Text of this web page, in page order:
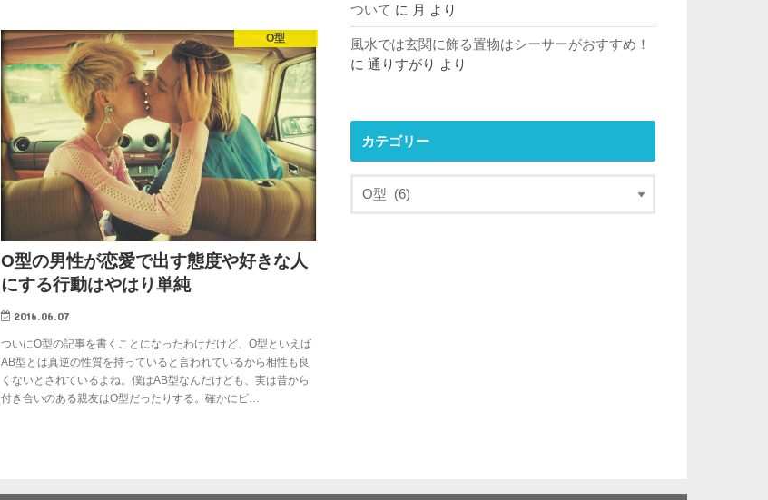
O型
O型の男性が恋愛で出す態度や好きな人
にする行動はやはり単純
2016.06.07
ついにO型の記事を書くことになったわけだけど、O型といえば
AB型とは真逆の性質を持っていると言われているから相性も良
くないとされているよね。僕はAB型なんだけども、実は昔から
付き合いのある親友はO型だったりする。確かにビ…
ついて に 月 より
風水では玄関に飾る置物はシーサーがおすすめ！
に 通りすがり より
カテゴリー